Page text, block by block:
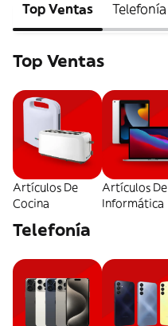
Top Ventas Telefonía
Top Ventas
Artículos De
Cocina
Artículos De
Informática
Telefonía